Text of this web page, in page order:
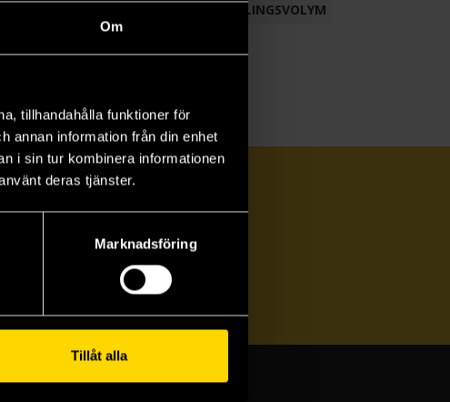
Om
tillhandahålla funktioner för
annan information från din enhet
i sin tur kombinera informationen
deras tjänster.
Marknadsföring
Tillåt alla
SAMLINGSVOLYM